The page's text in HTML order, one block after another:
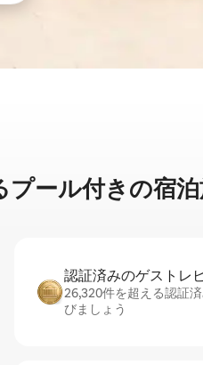
ー⁠ル⁠付⁠き⁠の宿⁠
認証済みのゲ⁠ス⁠ト⁠レ⁠
26,320件を超える認証
びましょう